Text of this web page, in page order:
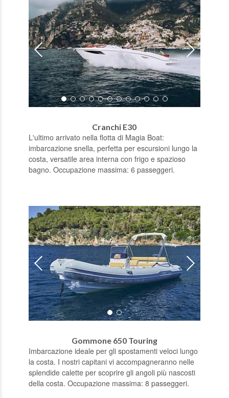
Cranchi E30
L'ultimo arrivato nella flotta di Magia Boat:
imbarcazione snella, perfetta per escursioni lungo la
costa, versatile area interna con frigo e spazioso
bagno. Occupazione massima: 6 passeggeri.
Gommone 650 Touring
Imbarcazione ideale per gli spostamenti veloci lungo
la costa. I nostri capitani vi accompagneranno nelle
splendide calette per scoprire gli angoli più nascosti
della costa. Occupazione massima: 8 passeggeri.